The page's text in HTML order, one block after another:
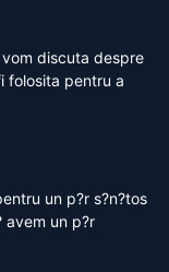
discuta despre
folosita pentru a
un p?r s?n?tos
avem un p?r